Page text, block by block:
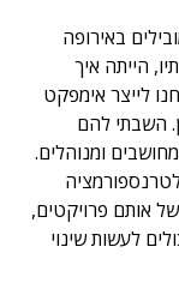
באירופה
הייתה איך
לייצר אימפקט
השבתי להם
ומנוהלים.
אותם פרויקטים,
לעשות שינוי